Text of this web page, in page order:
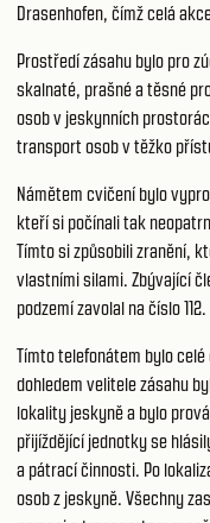
Drasenhofen, čímž celá
Prostředí zásahu bylo pro
skalnaté, prašné a těsné
osob v jeskynních
transport osob v těžko
Námětem cvičení bylo
kteří si počínali tak
Tímto si způsobili zranění,
vlastními silami. Zbývající
podzemí zavolal na číslo 112.
Tímto telefonátem bylo
dohledem velitele zásahu
lokality jeskyně a bylo
přijíždějící jednotky se
a pátrací činnosti. Po
osob z jeskyně. Všechny